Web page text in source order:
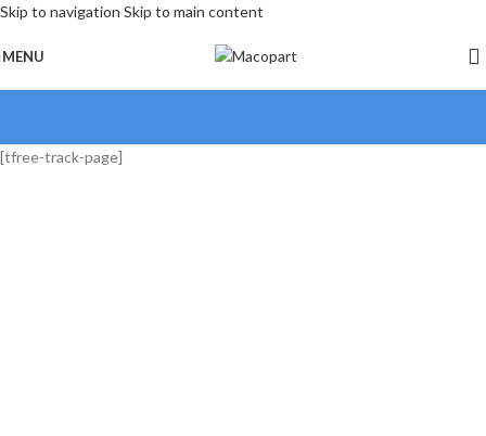
Skip to navigation Skip to main content
MENU
[tfree-track-page]